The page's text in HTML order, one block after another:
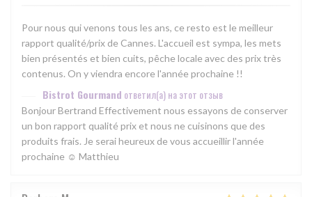
Pour nous qui venons tous les ans, ce resto est le meilleur
rapport qualité/prix de Cannes. L'accueil est sympa, les mets
bien présentés et bien cuits, pêche locale avec des prix très
contenus. On y viendra encore l'année prochaine !!
Bistrot Gourmand ответил(а) на этот отзыв
Bonjour Bertrand Effectivement nous essayons de conserver
un bon rapport qualité prix et nous ne cuisinons que des
produits frais. Je serai heureux de vous accueillir l'année
prochaine ☺ Matthieu